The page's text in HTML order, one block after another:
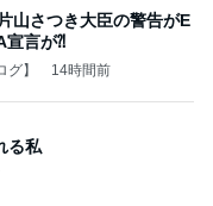
山さつき大臣の警告がE
宣言が⁈
】 14時間前
る私